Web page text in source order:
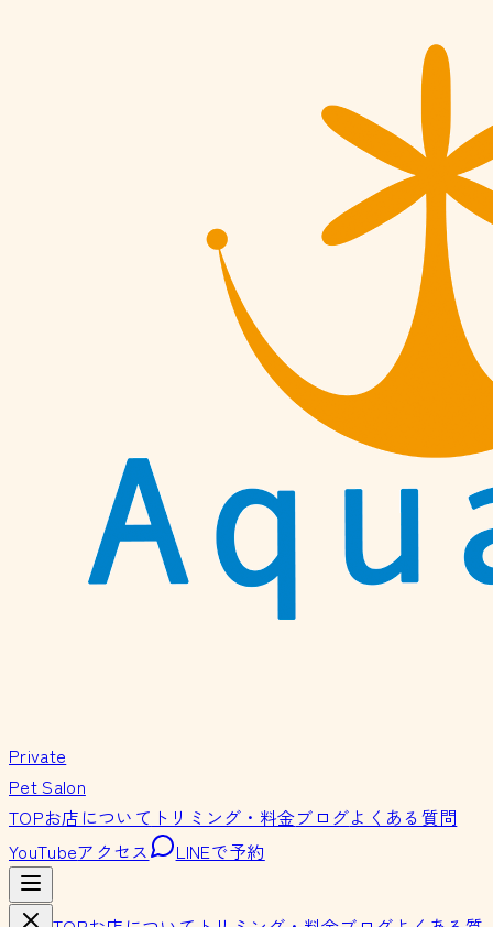
Private
Pet Salon
TOPお店について トリミング・料金ブログよくある質問
YouTubeアクセス LINEで予約